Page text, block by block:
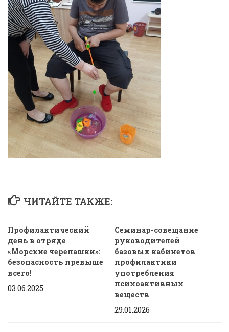
ЧИТАЙТЕ ТАКЖЕ:
Профилактический
день в отряде
«Морские черепашки»:
безопасность превыше
всего!
03.06.2025
Семинар-совещание
руководителей
базовых кабинетов
профилактики
употребления
психоактивных
веществ
29.01.2026